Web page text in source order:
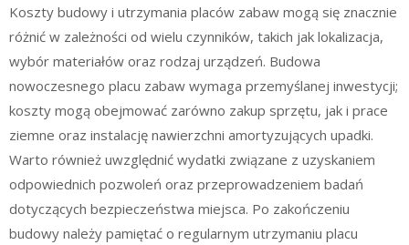
Koszty budowy i utrzymania placów zabaw mogą się znacznie
różnić w zależności od wielu czynników, takich jak lokalizacja,
wybór materiałów oraz rodzaj urządzeń. Budowa
nowoczesnego placu zabaw wymaga przemyślanej inwestycji;
koszty mogą obejmować zarówno zakup sprzętu, jak i prace
ziemne oraz instalację nawierzchni amortyzujących upadki.
Warto również uwzględnić wydatki związane z uzyskaniem
odpowiednich pozwoleń oraz przeprowadzeniem badań
dotyczących bezpieczeństwa miejsca. Po zakończeniu
budowy należy pamiętać o regularnym utrzymaniu placu